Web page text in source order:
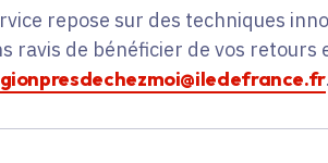
repose sur des techniques
ravis de bénéficier de vos retours
.